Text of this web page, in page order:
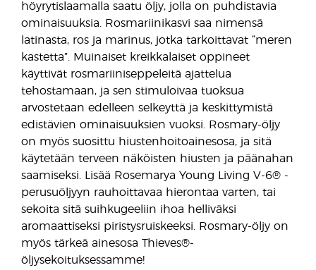
höyrytislaamalla saatu öljy, jolla on puhdistavia
ominaisuuksia. Rosmariinikasvi saa nimensä
latinasta, ros ja marinus, jotka tarkoittavat “meren
kastetta”. Muinaiset kreikkalaiset oppineet
käyttivät rosmariiniseppeleitä ajattelua
tehostamaan, ja sen stimuloivaa tuoksua
arvostetaan edelleen selkeyttä ja keskittymistä
edistävien ominaisuuksien vuoksi. Rosmary-öljy
on myös suosittu hiustenhoitoainesosa, ja sitä
käytetään terveen näköisten hiusten ja päänahan
saamiseksi. Lisää Rosemarya Young Living V-6® -
perusuöljyyn rauhoittavaa hierontaa varten, tai
sekoita sitä suihkugeeliin ihoa helliväksi
aromaattiseksi piristysruiskeeksi. Rosmary-öljy on
myös tärkeä ainesosa Thieves®-
öljysekoituksessamme!